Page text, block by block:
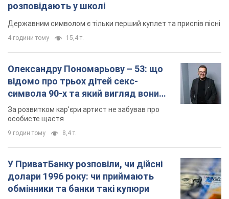
розповідають у школі
Державним символом є тільки перший куплет та приспів пісні
4 години тому 15,4 т.
Олександру Пономарьову – 53: що
відомо про трьох дітей секс-
символа 90-х та який вигляд вони
мають
За розвитком кар'єри артист не забував про
особисте щастя
9 годин тому 8,4 т.
У ПриватБанку розповіли, чи дійсні
долари 1996 року: чи приймають
обмінники та банки такі купюри